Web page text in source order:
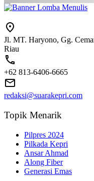
Jl. MT. Haryono, Gg.
Riau
+62 813-6406-6665
redaksi@suarakepri.com
Topik Menarik
Pilpres 2024
Pilkada Kepri
Ansar Ahmad
Along Fiber
Generasi Emas